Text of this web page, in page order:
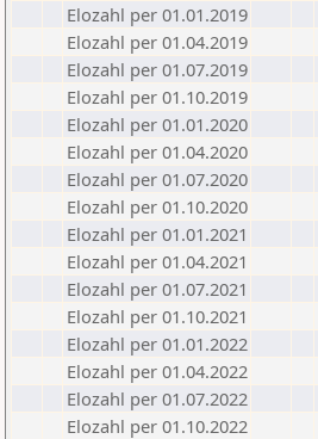
Elozahl per 01.01.2019
Elozahl per 01.04.2019
Elozahl per 01.07.2019
Elozahl per 01.10.2019
Elozahl per 01.01.2020
Elozahl per 01.04.2020
Elozahl per 01.07.2020
Elozahl per 01.10.2020
Elozahl per 01.01.2021
Elozahl per 01.04.2021
Elozahl per 01.07.2021
Elozahl per 01.10.2021
Elozahl per 01.01.2022
Elozahl per 01.04.2022
Elozahl per 01.07.2022
Elozahl per 01.10.2022